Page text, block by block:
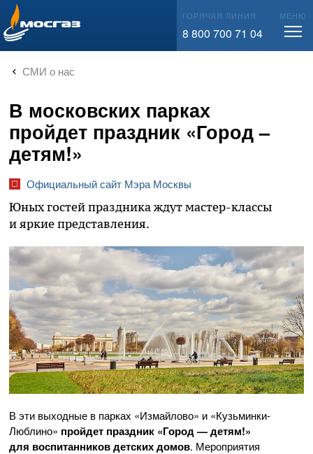
info@mos-gaz.ru ГОРЯЧАЯ ЛИНИЯ
8 800 700 71 04
МЕНЮ
СМИ о нас
В московских парках
пройдет праздник «Город –
детям!»
Официальный сайт Мэра Москвы
Юных гостей праздника ждут мастер-классы
и яркие представления.
В эти выходные в парках «Измайлово» и «Кузьминки-
Люблино» пройдет праздник «Город — детям!»
для воспитанников детских домов. Мероприятия